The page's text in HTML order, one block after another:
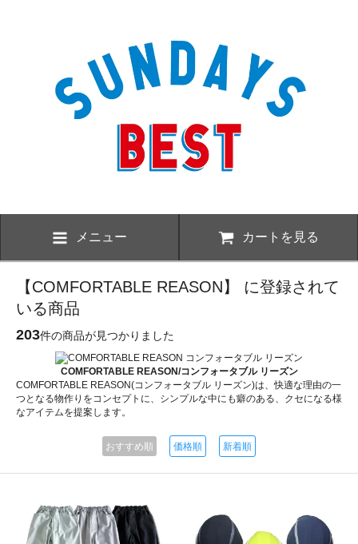
メニュー カートを見る
【COMFORTABLE REASON】 に登録されて
いる商品
203件の商品が見つかりました
COMFORTABLE REASON/コンフォータブル リーズン
COMFORTABLE REASON(コンフォータブル リーズン)は、快適な理由の一
つとなる物作りをコンセプトに、シンプルな中にも癖のある、クセになる様
なアイテムを提案します。
おすすめ順 価格順 新着順